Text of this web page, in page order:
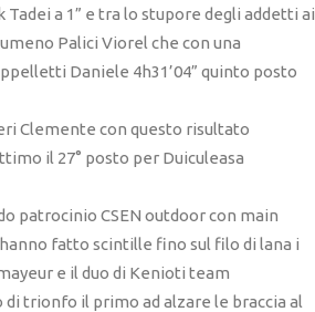
a 1” e tra lo stupore degli addetti ai
Palici Viorel che con una
Daniele 4h31’04” quinto posto
Clemente con questo risultato
il 27° posto per Duiculeasa
patrocinio CSEN outdoor con main
fatto scintille fino sul filo di lana i
e il duo di Kenioti team
di trionfo il primo ad alzare le braccia al